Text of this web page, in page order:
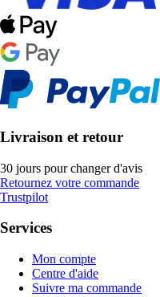
Livraison et retour
30 jours pour changer d'avis
Retournez votre commande
Trustpilot
Services
Mon compte
Centre d'aide
Suivre ma commande